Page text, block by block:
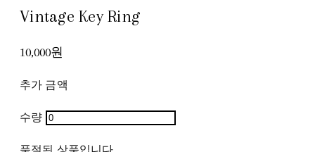
Vintage Key Ring
10,000원
추가 금액
수량